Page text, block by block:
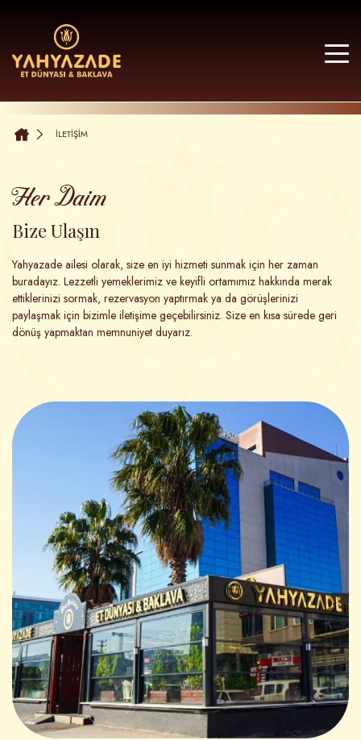
İLETİŞİM
Her Daim
Bize Ulaşın
Yahyazade ailesi olarak, size en iyi hizmeti sunmak için her zaman
buradayız. Lezzetli yemeklerimiz ve keyifli ortamımız hakkında merak
ettiklerinizi sormak, rezervasyon yaptırmak ya da görüşlerinizi
paylaşmak için bizimle iletişime geçebilirsiniz. Size en kısa sürede geri
dönüş yapmaktan memnuniyet duyarız.